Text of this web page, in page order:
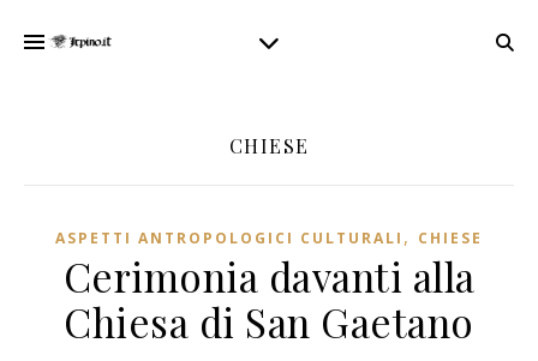
CHIESE
ASPETTI ANTROPOLOGICI CULTURALI , CHIESE
Cerimonia davanti alla
Chiesa di San Gaetano